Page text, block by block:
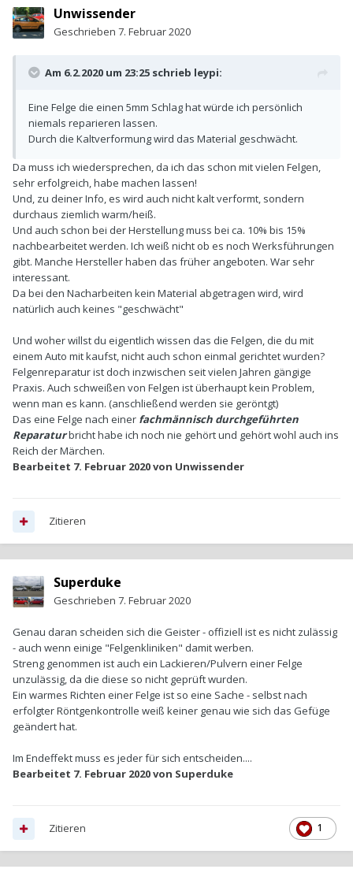
Unwissender
Geschrieben 7. Februar 2020
Am 6.2.2020 um 23:25 schrieb leypi:
Eine Felge die einen 5mm Schlag hat würde ich persönlich
niemals reparieren lassen.
Durch die Kaltverformung wird das Material geschwächt.
Da muss ich wiedersprechen, da ich das schon mit vielen Felgen,
sehr erfolgreich, habe machen lassen!
Und, zu deiner Info, es wird auch nicht kalt verformt, sondern
durchaus ziemlich warm/heiß.
Und auch schon bei der Herstellung muss bei ca. 10% bis 15%
nachbearbeitet werden. Ich weiß nicht ob es noch Werksführungen
gibt. Manche Hersteller haben das früher angeboten. War sehr
interessant.
Da bei den Nacharbeiten kein Material abgetragen wird, wird
natürlich auch keines "geschwächt"
Und woher willst du eigentlich wissen das die Felgen, die du mit
einem Auto mit kaufst, nicht auch schon einmal gerichtet wurden?
Felgenreparatur ist doch inzwischen seit vielen Jahren gängige
Praxis. Auch schweißen von Felgen ist überhaupt kein Problem,
wenn man es kann. (anschließend werden sie geröntgt)
Das eine Felge nach einer fachmännisch durchgeführten
Reparaturbricht habe ich noch nie gehört und gehört wohl auch ins
Reich der Märchen.
Bearbeitet 7. Februar 2020von Unwissender
Zitieren
Superduke
Geschrieben 7. Februar 2020
Genau daran scheiden sich die Geister - offiziell ist es nicht zulässig
- auch wenn einige "Felgenkliniken" damit werben.
Streng genommen ist auch ein Lackieren/Pulvern einer Felge
unzulässig, da die diese so nicht geprüft wurden.
Ein warmes Richten einer Felge ist so eine Sache - selbst nach
erfolgter Röntgenkontrolle weiß keiner genau wie sich das Gefüge
geändert hat.
Im Endeffekt muss es jeder für sich entscheiden....
Bearbeitet 7. Februar 2020von Superduke
1
Zitieren